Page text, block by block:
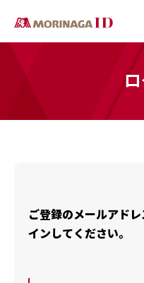
ご登録のメールアド
インしてください。